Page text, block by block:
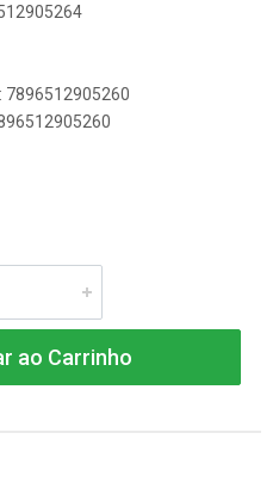
7896512905260
ao Carrinho